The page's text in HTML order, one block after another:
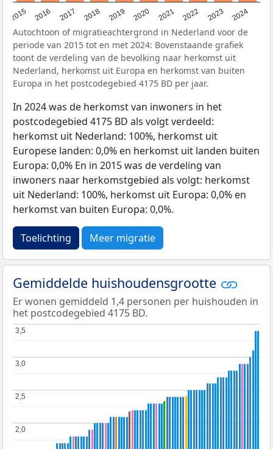
2015 2016 2017 2018 2019 2020 2021 2022 2023 2024
Autochtoon of migratieachtergrond in Nederland voor de
periode van 2015 tot en met 2024: Bovenstaande grafiek
toont de verdeling van de bevolking naar herkomst uit
Nederland, herkomst uit Europa en herkomst van buiten
Europa in het postcodegebied 4175 BD per jaar.
In 2024 was de herkomst van inwoners in het
postcodegebied 4175 BD als volgt verdeeld:
herkomst uit Nederland: 100%, herkomst uit
Europese landen: 0,0% en herkomst uit landen buiten
Europa: 0,0% En in 2015 was de verdeling van
inwoners naar herkomstgebied als volgt: herkomst
uit Nederland: 100%, herkomst uit Europa: 0,0% en
herkomst van buiten Europa: 0,0%.
Toelichting Meer migratie
Gemiddelde huishoudensgrootte
Er wonen gemiddeld 1,4 personen per huishouden in
het postcodegebied 4175 BD.
2,0
2,0
2,5
2,5
3,0
3,0
3,5
3,5